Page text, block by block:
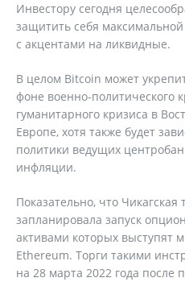
Инвестору сегодня
защитить себя
с акцентами на ликвидные.
В целом Bitcoin может
фоне военно-политического
гуманитарного кризиса в
Европе, хотя также будет
политики ведущих
инфляции.
Показательно, что
запланировала запуск
активами которых выступят
Ethereum. Торги такими
на 28 марта 2022 года после